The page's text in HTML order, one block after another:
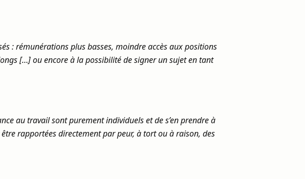
: rémunérations plus basses, moindre accès aux positions
[…] ou encore à la possibilité de signer un sujet en tant
au travail sont purement individuels et de s’en prendre à
rapportées directement par peur, à tort ou à raison, des